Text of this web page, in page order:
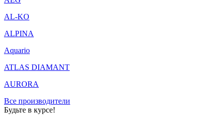
AL-KO
ALPINA
Aquario
ATLAS DIAMANT
AURORA
Все производители
Будьте в курсе!